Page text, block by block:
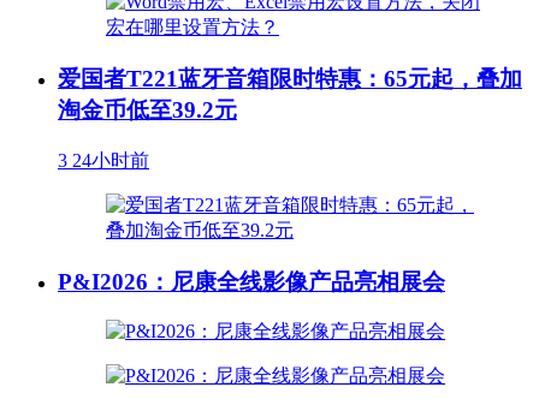
爱国者T221蓝牙音箱限时特惠：65元起，叠加
淘金币低至39.2元
3 24小时前
P&I2026：尼康全线影像产品亮相展会